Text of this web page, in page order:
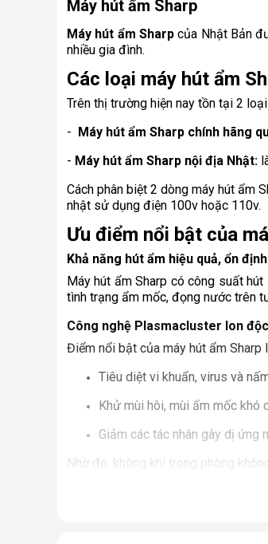
Máy hút ẩm Sharp
Máy hút ẩm Sharpcủa Nhật Bản
nhiều gia đình.
Các loại máy hút ẩm
Trên thị trường hiện nay tồn tại 2
-
Máy hút ẩm Sharp chính hãng
- Máy hút ẩm Sharp nội địa Nhật:
Cách phân biệt 2 dòng máy hút ẩm
nhật sử dụng điện 100v hoặc 110v.
Ưu điểm nổi bật của
Khả năng hút ẩm hiệu quả, ổn định
Máy hút ẩm Sharp có công suất
tình trạng ẩm mốc, đọng nước trên
Công nghệ Plasmacluster Ion
Điểm nổi bật của máy hút ẩm Sharp
Tiêu diệt vi khuẩn, virus và
Khử mùi hôi, mùi ẩm mốc khó
Giảm các tác nhân gây dị ứng
Nhờ đó, không khí trong phòng